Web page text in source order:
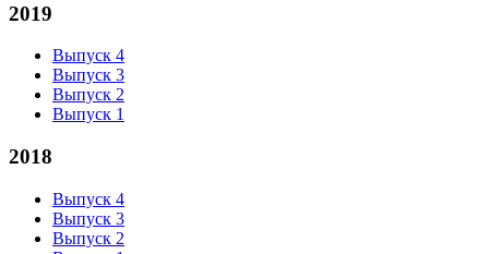
2019
Выпуск 4
Выпуск 3
Выпуск 2
Выпуск 1
2018
Выпуск 4
Выпуск 3
Выпуск 2